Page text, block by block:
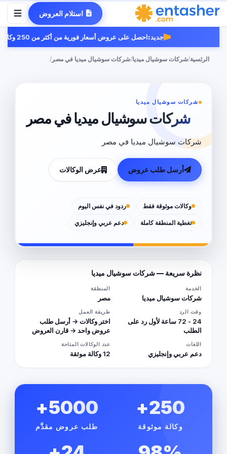
استلام العروض
جديد:احصل على عروض أسعار فورية من أكثر من 250 وكالة موثوقة.
الرئسية/شركات سوشيال ميديا/شركات سوشيال ميديا في مصر /
شركات سوشيال ميديا
شركات سوشيال ميديا في مصر
شركات سوشيال ميديا في مصر
أرسل طلب عروض عرض الوكالات
وكالات موثوقة فقط ردود في نفس اليوم
تغطية المنطقة كاملة دعم عربي وإنجليزي
نظرة سريعة — شركات سوشيال ميديا
الخدمة
شركات سوشيال ميديا
المنطقة
مصر
وقت الرد
24 - 72 ساعة لأول رد على
الطلب
طريقة العمل
اختر وكالات → أرسل طلب
عروض واحد → قارن العروض
اللغات
دعم عربي وإنجليزي
عدد الوكالات المتاحة
12 وكالة موثقة
250+
وكالة موثوقة
5000+
طلب عروض مقدَّم